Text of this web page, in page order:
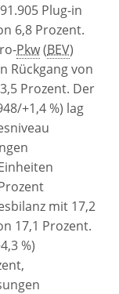
Plug-in
6,8 Prozent.
Pkw(BEV)
Rückgang von
Prozent. Der
+1,4 %) lag
niveau
mit 17,2
17,1 Prozent.
%)